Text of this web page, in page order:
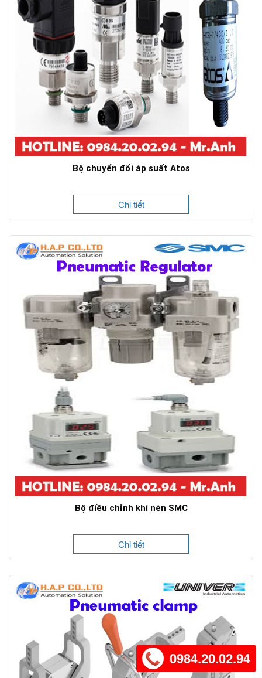
Bộ chuyển đổi áp suất Atos
Chi tiết
Bộ điều chỉnh khí nén SMC
Chi tiết
0984.20.02.94